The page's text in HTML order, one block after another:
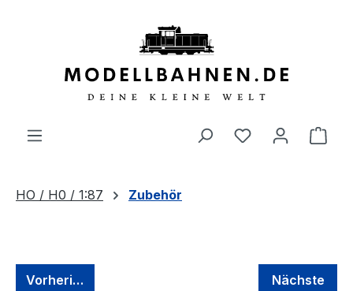
HO / H0 / 1:87 Zubehör
Vorherige Nächste